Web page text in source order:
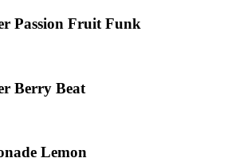
Passion Fruit Funk
Berry Beat
Lemon